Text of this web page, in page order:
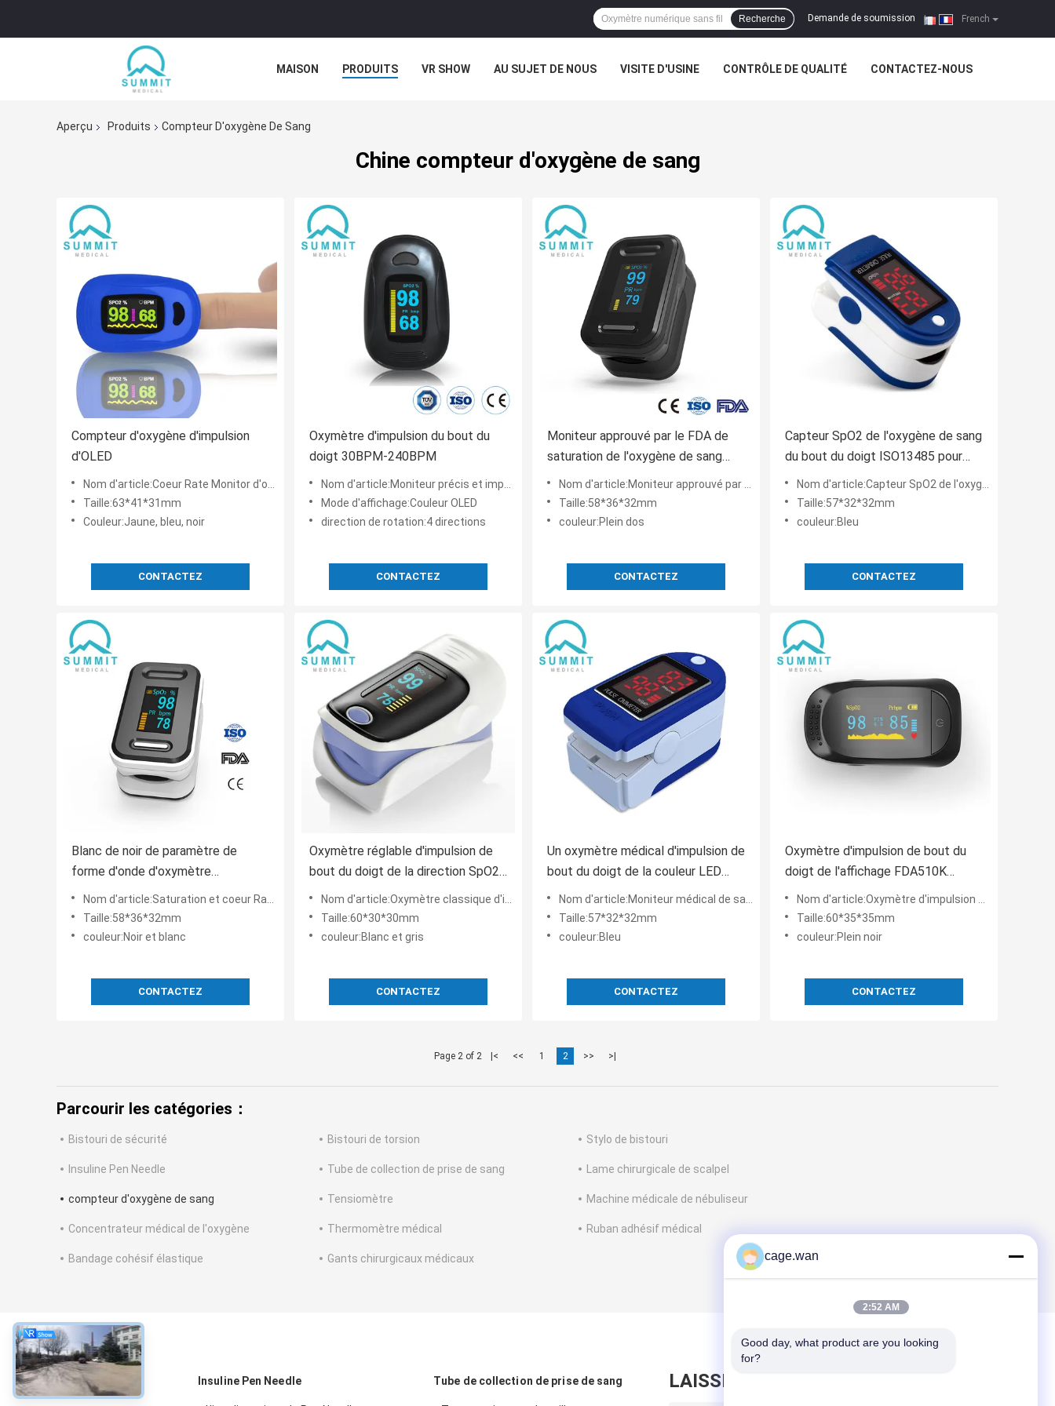
French
Demande de soumission |
Recherche
MAISON PRODUITS VR SHOW AU SUJET DE NOUS VISITE D'USINE CONTRÔLE DE QUALITÉ CONTACTEZ-NOUS
Aperçu
Produits Compteur D'oxygène De Sang
Chine compteur d'oxygène de sang
Compteur d'oxygène d'impulsion
d'OLED
Nom d'article:Coeur Rate Monitor d'oxymètre d'impulsion de bout du doigt avec le pléthysmographe et l'index de per
Taille:63*41*31mm
Couleur:Jaune, bleu, noir
CONTACTEZ
Oxymètre d'impulsion du bout du
doigt 30BPM-240BPM
Nom d'article:Moniteur précis et impulsion Rate Monitor de saturation de l'oxygène de sang d'Oximetry d'impulsion
Mode d'affichage:Couleur OLED
direction de rotation:4 directions
CONTACTEZ
Moniteur approuvé par le FDA de
saturation de l'oxygène de sang
avec le double écran du couleur
OLED
Nom d'article:Moniteur approuvé par le FDA de saturation de l'oxygène de sang d'oxymètre d'impulsion de bout du do
Taille:58*36*32mm
couleur:Plein dos
CONTACTEZ
Capteur SpO2 de l'oxygène de sang
du bout du doigt ISO13485 pour
l'aviation de sports
Nom d'article:Capteur SpO2 de l'oxygène de sang d'oxymètre d'impulsion de bout du doigt pour des sports et l'aviat
Taille:57*32*32mm
couleur:Bleu
CONTACTEZ
Blanc de noir de paramètre de
forme d'onde d'oxymètre
d'impulsion de bout du doigt d'OIN
FDA de la CE de TUV
Nom d'article:Saturation et coeur Rate Monitor de l'oxygène de sang d'oxymètre d'impulsion de bout du doigt de la
Taille:58*36*32mm
couleur:Noir et blanc
CONTACTEZ
Oxymètre réglable d'impulsion de
bout du doigt de la direction SpO2
4 de 99% avec le pléthysmographe
Nom d'article:Oxymètre classique d'impulsion de bout du doigt avec le pléthysmographe et l'index de perfusion
Taille:60*30*30mm
couleur:Blanc et gris
CONTACTEZ
Un oxymètre médical d'impulsion de
bout du doigt de la couleur LED
pour l'adulte pédiatrique
Nom d'article:Moniteur médical de saturation de l'oxygène d'oxymètre d'impulsion de bout du doigt pour pédiatrique
Taille:57*32*32mm
couleur:Bleu
CONTACTEZ
Oxymètre d'impulsion de bout du
doigt de l'affichage FDA510K
Digital d'OLED pour des niveaux de
saturation de l'oxygène
Nom d'article:Oxymètre d'impulsion de bout du doigt de FDA510K Digital pour des niveaux et l'impulsion Rate Measur
Taille:60*35*35mm
couleur:Plein noir
CONTACTEZ
Page 2 of 2 |< << 1 2 >> >|
Parcourir les catégories：
Bistouri de sécurité Bistouri de torsion Stylo de bistouri
Insuline Pen Needle Tube de collection de prise de sang Lame chirurgicale de scalpel
compteur d'oxygène de sang Tensiomètre Machine médicale de nébuliseur
Concentrateur médical de l'oxygène Thermomètre médical Ruban adhésif médical
Bandage cohésif élastique Gants chirurgicaux médicaux
À propos Insuline Pen Needle Tube de collection de prise de sang LAISSEZ UN MESSAGE
cage.wan
2:52 AM
Good day, what product are you looking
for?